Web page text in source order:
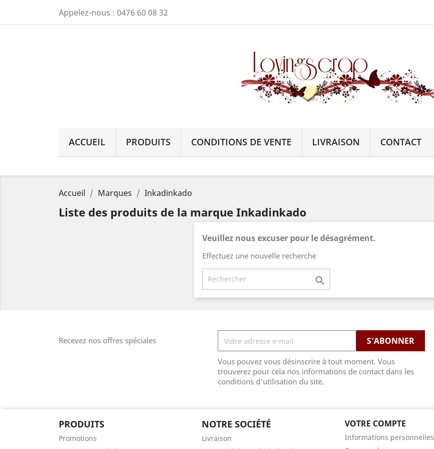
Appelez-nous : 0476 60 08 32
ACCUEIL
PRODUITS CONDITIONS DE VENTE LIVRAISON CONTACT
Accueil Marques Inkadinkado
Liste des produits de la marque Inkadinkado
Veuillez nous excuser pour le désagrément.
Effectuez une nouvelle recherche

Recevez nos offres spéciales
Vous pouvez vous désinscrire à tout moment. Vous
trouverez pour cela nos informations de contact dans les
conditions d'utilisation du site.
PRODUITS
Promotions
NOTRE SOCIÉTÉ
Livraison
VOTRE COMPTE
Informations personnelles